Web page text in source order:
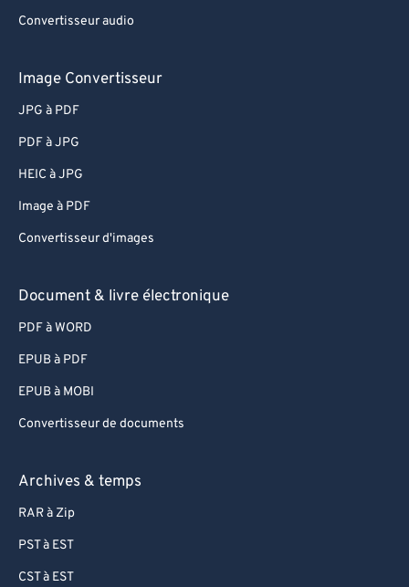
Convertisseur audio
Image Convertisseur
JPG à PDF
PDF à JPG
HEIC à JPG
Image à PDF
Convertisseur d'images
Document & livre électronique
PDF à WORD
EPUB à PDF
EPUB à MOBI
Convertisseur de documents
Archives & temps
RAR à Zip
PST à EST
CST à EST